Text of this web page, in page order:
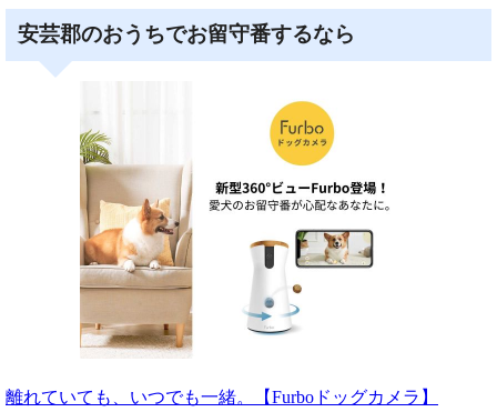
安芸郡のおうちでお留守番するなら
離れていても、いつでも一緒。【Furboドッグカメラ】